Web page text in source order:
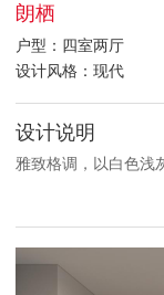
朗栖
户型：四室两厅
设计风格：现代
设计说明
雅致格调，以白色浅